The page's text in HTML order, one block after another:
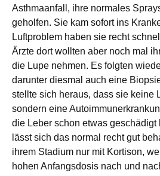
Asthmaanfall, ihre normales
geholfen. Sie kam sofort ins
Luftproblem haben sie recht
Ärzte dort wollten aber noch mal
die Lupe nehmen. Es folgten
darunter diesmal auch eine
stellte sich heraus, dass sie keine
sondern eine
die Leber schon etwas geschädigt
lässt sich das normal recht gut
ihrem Stadium nur mit Kortison,
hohen Anfangsdosis nach und